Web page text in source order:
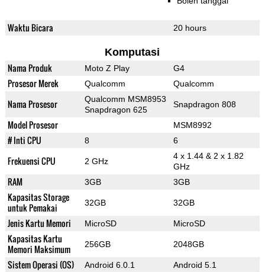
Waktu Bicara 20 hours
Komputasi
Nama Produk Moto Z Play G4
Prosesor Merek Qualcomm Qualcomm
Nama Prosesor
Qualcomm MSM8953
Snapdragon 625
Snapdragon 808
Model Prosesor MSM8992
# Inti CPU 8 6
Frekuensi CPU 2 GHz
4 x 1.44 & 2 x 1.82
GHz
RAM 3GB 3GB
Kapasitas Storage
untuk Pemakai
32GB 32GB
Jenis Kartu Memori MicroSD MicroSD
Kapasitas Kartu
Memori Maksimum
256GB 2048GB
Sistem Operasi (OS) Android 6.0.1 Android 5.1